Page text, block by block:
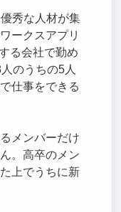
秀な人材が集
ークスアプリ
る会社で勤め
のうちの5人
仕事をできる
メンバーだけ
。高卒のメン
上でうちに新